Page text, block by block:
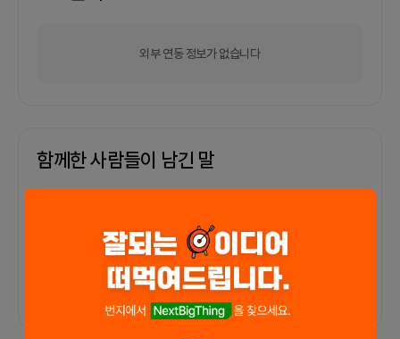
외부 연동 정보가 없습니다
함께한 사람들이 남긴 말
아직 후기가 도착하지 않았습니다